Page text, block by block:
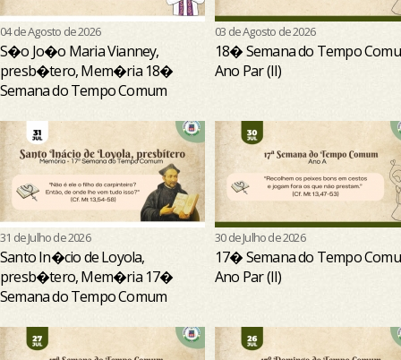
04 de Agosto de 2026
S�o Jo�o Maria Vianney,
presb�tero, Mem�ria 18�
Semana do Tempo Comum
03 de Agosto de 2026
18� Semana do Tempo
Ano Par (II)
31 de Julho de 2026
Santo In�cio de Loyola,
presb�tero, Mem�ria 17�
Semana do Tempo Comum
30 de Julho de 2026
17� Semana do Tempo
Ano Par (II)